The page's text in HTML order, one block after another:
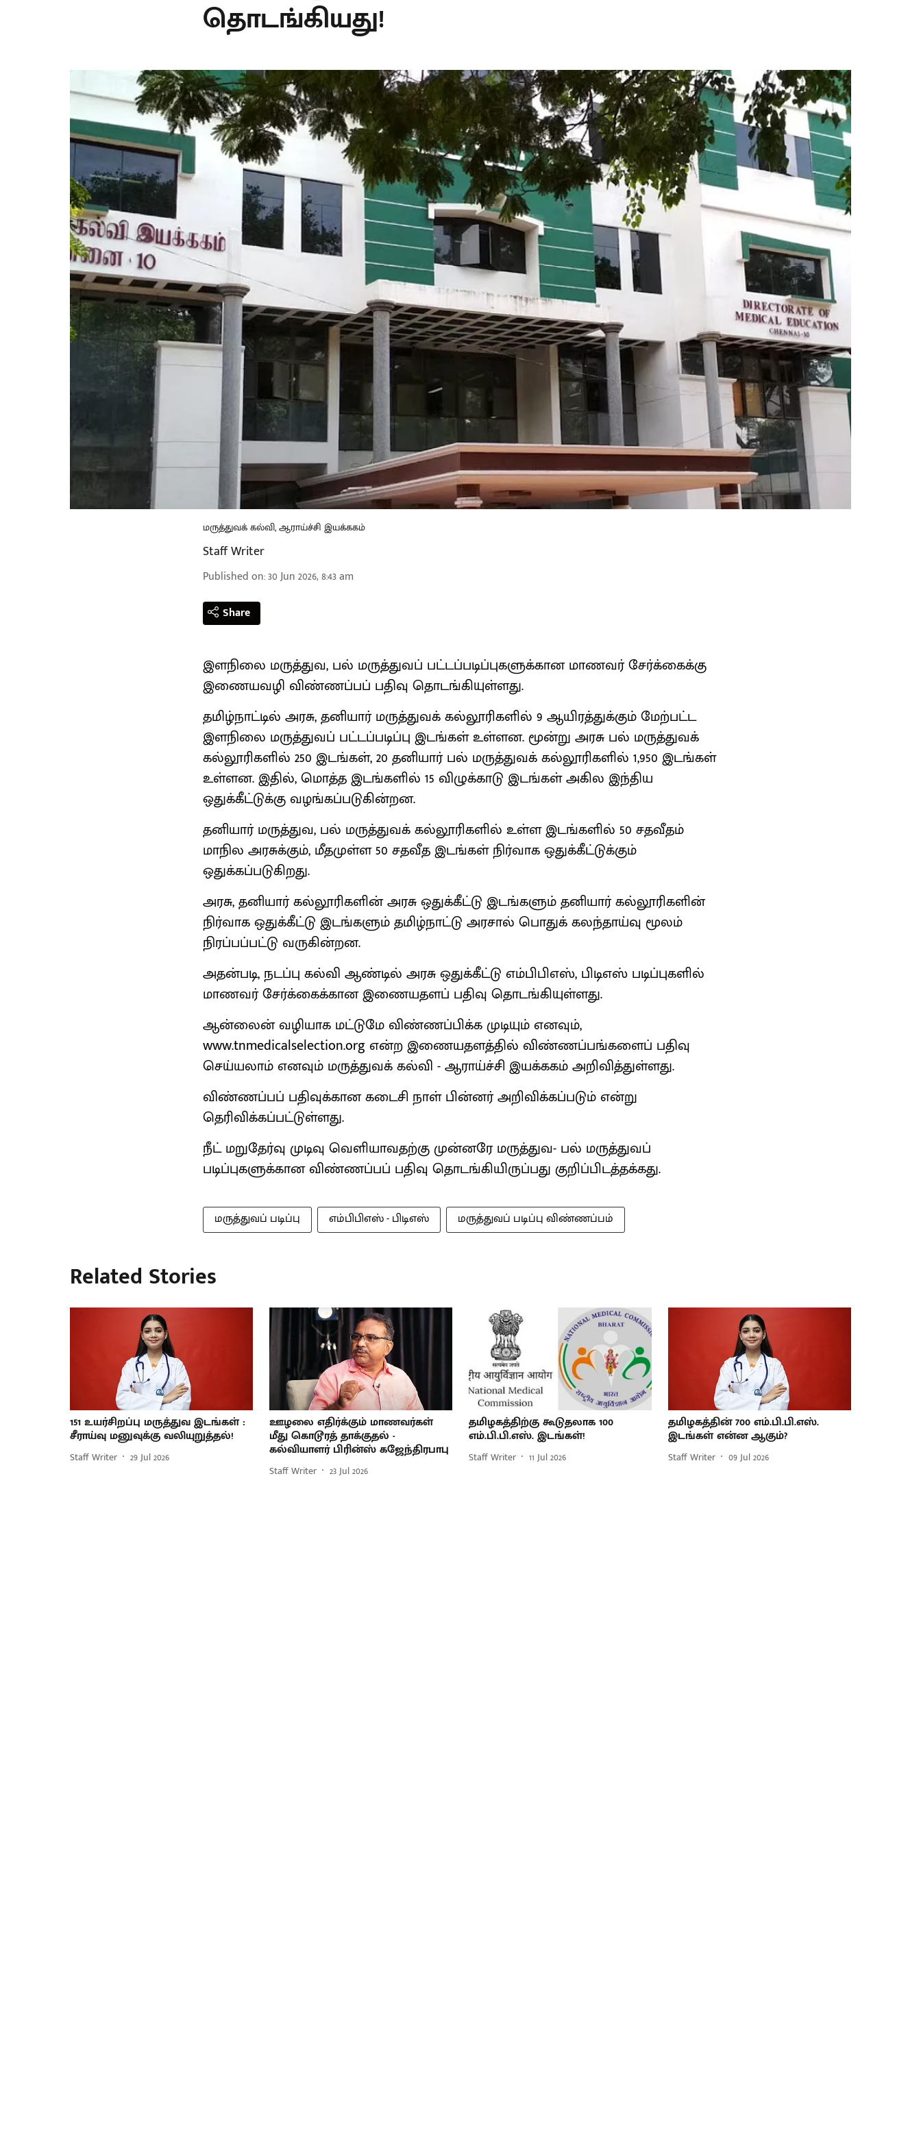
தொடங்கியது!
மருத்துவக் கல்வி, ஆராய்ச்சி இயக்ககம்
Staff Writer
Published on:30 Jun 2026, 8:43 am
Share
இளநிலை மருத்துவ, பல் மருத்துவப் பட்டப்படிப்புகளுக்கான மாணவர் சேர்க்கைக்கு
இணையவழி விண்ணப்பப் பதிவு தொடங்கியுள்ளது.
தமிழ்நாட்டில் அரசு, தனியார் மருத்துவக் கல்லூரிகளில் 9 ஆயிரத்துக்கும் மேற்பட்ட
இளநிலை மருத்துவப் பட்டப்படிப்பு இடங்கள் உள்ளன. மூன்று அரசு பல் மருத்துவக்
கல்லூரிகளில் 250 இடங்கள், 20 தனியார் பல் மருத்துவக் கல்லூரிகளில் 1,950 இடங்கள்
உள்ளன. இதில், மொத்த இடங்களில் 15 விழுக்காடு இடங்கள் அகில இந்திய
ஒதுக்கீட்டுக்கு வழங்கப்படுகின்றன.
தனியார் மருத்துவ, பல் மருத்துவக் கல்லூரிகளில் உள்ள இடங்களில் 50 சதவீதம்
மாநில அரசுக்கும், மீதமுள்ள 50 சதவீத இடங்கள் நிர்வாக ஒதுக்கீட்டுக்கும்
ஒதுக்கப்படுகிறது.
அரசு, தனியார் கல்லூரிகளின் அரசு ஒதுக்கீட்டு இடங்களும் தனியார் கல்லூரிகளின்
நிர்வாக ஒதுக்கீட்டு இடங்களும் தமிழ்நாட்டு அரசால் பொதுக் கலந்தாய்வு மூலம்
நிரப்பப்பட்டு வருகின்றன.
அதன்படி, நடப்பு கல்வி ஆண்டில் அரசு ஒதுக்கீட்டு எம்பிபிஎஸ், பிடிஎஸ் படிப்புகளில்
மாணவர் சேர்க்கைக்கான இணையதளப் பதிவு தொடங்கியுள்ளது.
ஆன்லைன் வழியாக மட்டுமே விண்ணப்பிக்க முடியும் எனவும்,
www.tnmedicalselection.org என்ற இணையதளத்தில் விண்ணப்பங்களைப் பதிவு
செய்யலாம் எனவும் மருத்துவக் கல்வி - ஆராய்ச்சி இயக்ககம் அறிவித்துள்ளது.
விண்ணப்பப் பதிவுக்கான கடைசி நாள் பின்னர் அறிவிக்கப்படும் என்று
தெரிவிக்கப்பட்டுள்ளது.
நீட் மறுதேர்வு முடிவு வெளியாவதற்கு முன்னரே மருத்துவ- பல் மருத்துவப்
படிப்புகளுக்கான விண்ணப்பப் பதிவு தொடங்கியிருப்பது குறிப்பிடத்தக்கது.
மருத்துவப் படிப்பு எம்பிபிஎஸ் - பிடிஎஸ் மருத்துவப் படிப்பு விண்ணப்பம்
Related Stories
151 உயர்சிறப்பு மருத்துவ இடங்கள் :
சீராய்வு மனுவுக்கு வலியுறுத்தல்!
Staff Writer 29 Jul 2026
ஊழலை எதிர்க்கும் மாணவர்கள்
மீது கொடூரத் தாக்குதல் -
கல்வியாளர் பிரின்ஸ் கஜேந்திரபாபு
Staff Writer 23 Jul 2026
தமிழகத்திற்கு கூடுதலாக 100
எம்.பி.பி.எஸ். இடங்கள்!
Staff Writer 11 Jul 2026
தமிழகத்தின் 700 எம்.பி.பி.எஸ்.
இடங்கள் என்ன ஆகும்?
Staff Writer 09 Jul 2026